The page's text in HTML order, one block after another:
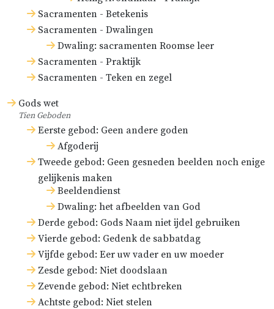
Sacramenten - Betekenis
Sacramenten - Dwalingen
Dwaling: sacramenten Roomse leer
Sacramenten - Praktijk
Sacramenten - Teken en zegel
Gods wet
Tien Geboden
Eerste gebod: Geen andere goden
Afgoderij
Tweede gebod: Geen gesneden beelden noch enige
gelijkenis maken
Beeldendienst
Dwaling: het afbeelden van God
Derde gebod: Gods Naam niet ijdel gebruiken
Vierde gebod: Gedenk de sabbatdag
Vijfde gebod: Eer uw vader en uw moeder
Zesde gebod: Niet doodslaan
Zevende gebod: Niet echtbreken
Achtste gebod: Niet stelen